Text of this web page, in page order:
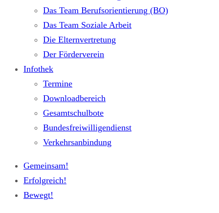
Das Team Berufsorientierung (BO)
Das Team Soziale Arbeit
Die Elternvertretung
Der Förderverein
Infothek
Termine
Downloadbereich
Gesamtschulbote
Bundesfreiwilligendienst
Verkehrsanbindung
Gemeinsam!
Erfolgreich!
Bewegt!